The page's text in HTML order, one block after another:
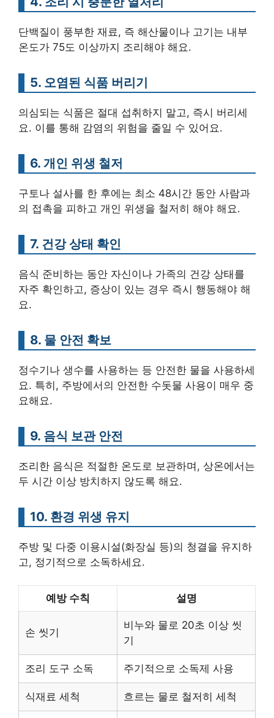
단백질이 풍부한 재료, 즉 해산물이나 고기는 내부
온도가 75도 이상까지 조리해야 해요.
5. 오염된 식품 버리기
의심되는 식품은 절대 섭취하지 말고, 즉시 버리세
요. 이를 통해 감염의 위험을 줄일 수 있어요.
6. 개인 위생 철저
구토나 설사를 한 후에는 최소 48시간 동안 사람과
의 접촉을 피하고 개인 위생을 철저히 해야 해요.
7. 건강 상태 확인
음식 준비하는 동안 자신이나 가족의 건강 상태를
자주 확인하고, 증상이 있는 경우 즉시 행동해야 해
요.
8. 물 안전 확보
정수기나 생수를 사용하는 등 안전한 물을 사용하세
요. 특히, 주방에서의 안전한 수돗물 사용이 매우 중
요해요.
9. 음식 보관 안전
조리한 음식은 적절한 온도로 보관하며, 상온에서는
두 시간 이상 방치하지 않도록 해요.
10. 환경 위생 유지
주방 및 다중 이용시설(화장실 등)의 청결을 유지하
고, 정기적으로 소독하세요.
예방 수칙 설명
손 씻기
비누와 물로 20초 이상 씻
기
조리 도구 소독 주기적으로 소독제 사용
식재료 세척 흐르는 물로 철저히 세척